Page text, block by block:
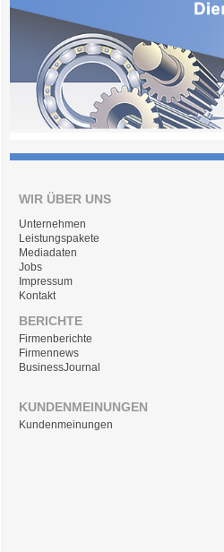
WIR ÜBER UNS
Unternehmen
Leistungspakete
Mediadaten
Jobs
Impressum
Kontakt
BERICHTE
Firmenberichte
Firmennews
BusinessJournal
KUNDENMEINUNGEN
Kundenmeinungen